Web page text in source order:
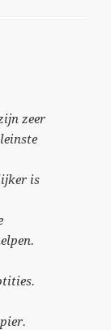
zeer
is